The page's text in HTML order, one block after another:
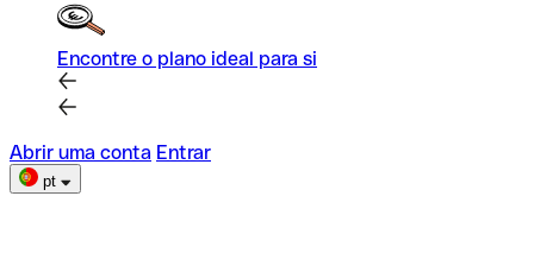
Encontre o plano ideal para si
Abrir uma conta Entrar
pt